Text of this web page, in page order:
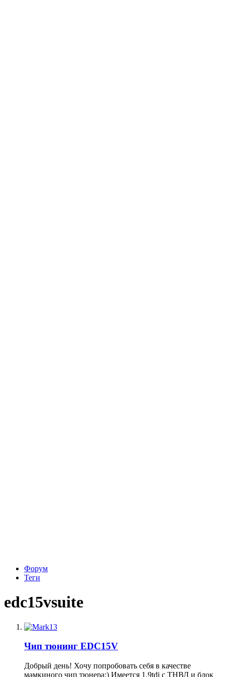
Форум
Теги
edc15vsuite
Чип тюнинг EDC15V
Добрый день! Хочу попробовать себя в качестве
мамкиного чип тюнера:) Имеется 1.9tdi с ТНВД и блок